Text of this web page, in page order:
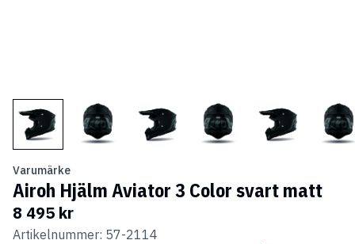
Varumärke
Airoh Hjälm Aviator 3 Color svart matt
8 495 kr
Artikelnummer: 57-2114